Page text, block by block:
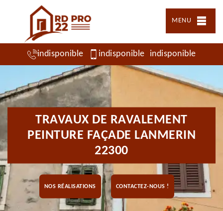
MENU
indisponible indisponible indisponible
TRAVAUX DE RAVALEMENT
PEINTURE FAÇADE LANMERIN
22300
NOS RÉALISATIONS CONTACTEZ-NOUS !